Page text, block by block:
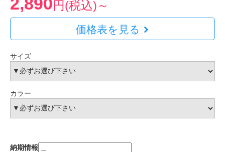
2,890円(税込)～
価格表を見る
サイズ
カラー
納期情報